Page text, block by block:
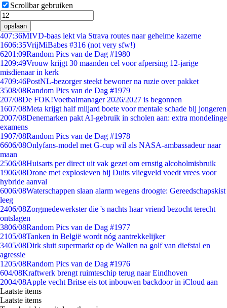
Scrollbar gebruiken
opslaan
407:36MIVD-baas lekt via Strava routes naar geheime kazerne
1606:35VrijMiBabes #316 (not very sfw!)
6201:09Random Pics van de Dag #1980
1209:49Vrouw krijgt 30 maanden cel voor afpersing 12-jarige
misdienaar in kerk
4709:46PostNL-bezorger steekt bewoner na ruzie over pakket
3508/08Random Pics van de Dag #1979
207/08De FOK!Voetbalmanager 2026/2027 is begonnen
1607/08Meta krijgt half miljard boete voor mentale schade bij jongeren
2007/08Denemarken pakt AI-gebruik in scholen aan: extra mondelinge
examens
1907/08Random Pics van de Dag #1978
6606/08Onlyfans-model met G-cup wil als NASA-ambassadeur naar
maan
2506/08Huisarts per direct uit vak gezet om ernstig alcoholmisbruik
1906/08Drone met explosieven bij Duits vliegveld voedt vrees voor
hybride aanval
6006/08Waterschappen slaan alarm wegens droogte: Gereedschapskist
leeg
2406/08Zorgmedewerkster die 's nachts haar vriend bezocht terecht
ontslagen
3806/08Random Pics van de Dag #1977
2105/08Tanken in België wordt nóg aantrekkelijker
3405/08Dirk sluit supermarkt op de Wallen na golf van diefstal en
agressie
1205/08Random Pics van de Dag #1976
604/08Kraftwerk brengt ruimteschip terug naar Eindhoven
2004/08Apple vecht Britse eis tot inbouwen backdoor in iCloud aan
Laatste items
Laatste items